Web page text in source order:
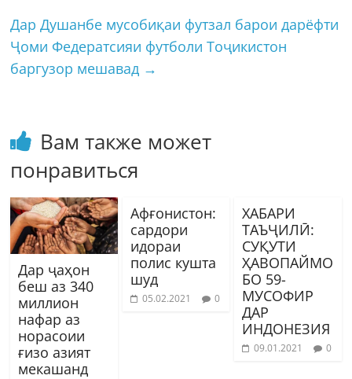
Дар Душанбе мусобиқаи футзал барои дарёфти
Ҷоми Федератсияи футболи Тоҷикистон
баргузор мешавад →
Вам также может
понравиться
Дар ҷаҳон
беш аз 340
миллион
нафар аз
норасоии
ғизо азият
мекашанд
Афғонистон:
сардори
идораи
полис кушта
шуд
05.02.2021 0
ХАБАРИ
ТАЪҶИЛӢ:
СУҚУТИ
ҲАВОПАЙМО
БО 59-
МУСОФИР
ДАР
ИНДОНЕЗИЯ
09.01.2021 0